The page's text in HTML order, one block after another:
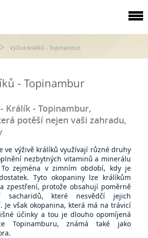
Výživa králíků - Topinambur
- Topinambur
Králík - Topinambur,
potěší nejen vaši zahradu,
ve výživě králíků využívají různé druhy
nezbytných vitaminů a minerálu
zejména v zimním období, kdy je
Tyto okopaniny lze králíkům
zpestření, protože obsahují poměrně
sacharidů, které nesvědčí jejich
však okopanina, která má na trávicí
účinky a tou je dlouho opomíjená
Topinamburu, známá také jako